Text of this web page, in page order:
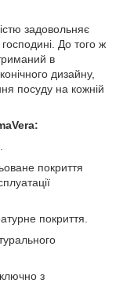
задовольняє
До того ж
в
дизайну,
посуду на кожній
покриття
покриття.
з